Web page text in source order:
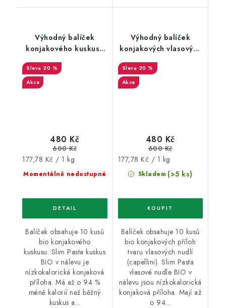
Výhodný balíček
konjakového kuskusu
Slim Pasta v nálevu 8+2
zdarma
20 %
Akce
Momentálně nedostupné
480 Kč
600 Kč
Měrná
cena:
177,78 Kč / 1 kg
Balíček obsahuje 10 kusů
bio konjakového
kuskusu. Slim Pasta kuskus
BIO v nálevu je
nízkokalorická konjaková
příloha. Má až o 94 %
méně kalorií než běžný
kuskus a...
Výhodný balíček
konjakových vlasových
nudlí capellini Slim
Pasta v nálevu 8+2
20 %
Akce
Skladem (>5 ks)
480 Kč
600 Kč
Měrná
cena:
177,78 Kč / 1 kg
Balíček obsahuje 10 kusů
bio konjakových příloh
tvaru vlasových nudlí
(capellini). Slim Pasta
vlasové nudle BIO v
nálevu jsou nízkokalorická
konjaková příloha. Mají až
o 94...